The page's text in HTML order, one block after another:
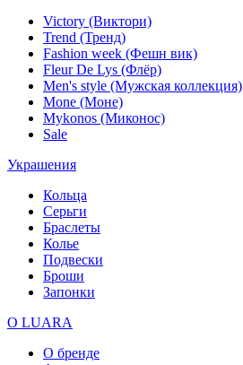
Victory (Виктори)
Trend (Тренд)
Fashion week (Фешн вик)
Fleur De Lys (Флёр)
Men's style (Мужская коллекция)
Mone (Моне)
Mykonos (Миконос)
Sale
Украшения
Кольца
Серьги
Браслеты
Колье
Подвески
Броши
Запонки
О LUARA
О бренде